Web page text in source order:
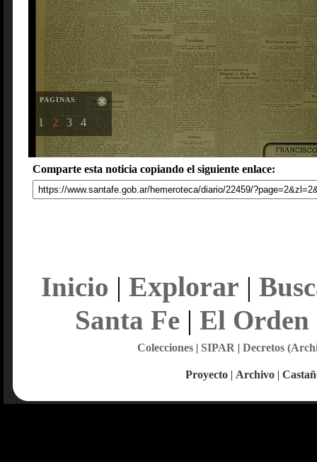
PAGINAS
1 2 3 4
Comparte esta noticia copiando el siguiente enlace:
Inicio | Explorar |
Santa Fe| El Orden
Colecciones| SIPAR | Decretos
Proyecto | Archivo |